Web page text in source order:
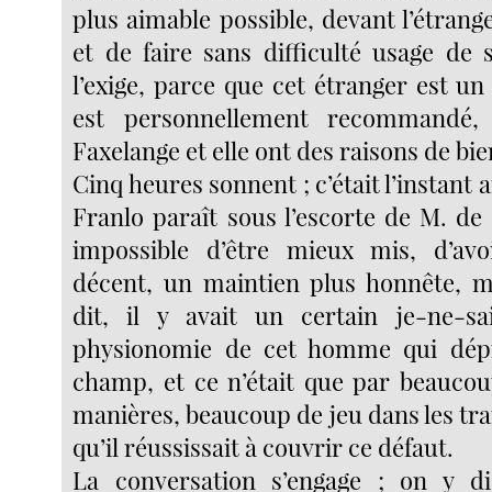
plus aimable possible, devant
et de faire sans difficulté usage de
l’exige, parce que cet étranger est
est personnellement
Faxelange et elle ont des raisons de
Cinq heures sonnent ; c’était l’instant
Franlo paraît sous l’escorte de M.
impossible d’être mieux mis,
décent, un maintien plus honnête,
dit, il y avait un certain je-ne-
physionomie de cet homme qui
champ, et ce n’était que par
manières, beaucoup de jeu dans les
qu’il réussissait à couvrir ce défaut.
La conversation s’engage ; on y